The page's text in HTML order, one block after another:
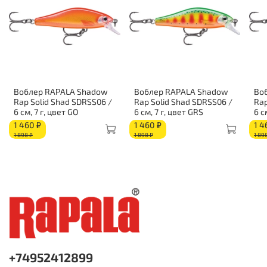
Воблер RAPALA Shadow
Rap Solid Shad SDRSS06 /
6 см, 7 г, цвет GO
1 460 ₽
1 898 ₽
Воблер RAPALA Shadow
Rap Solid Shad SDRSS06 /
6 см, 7 г, цвет GRS
1 460 ₽
1 898 ₽
6
1
1
+74952412899